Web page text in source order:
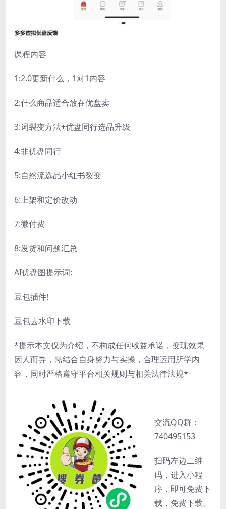
课程内容
1:2.0更新什么，1对1内容
2:什么商品适合放在优盘卖
3:词裂变方法+优盘同行选品升级
4:非优盘同行
5:自然流选品小红书裂变
6:上架和定价改动
7:微付费
8:发货和问题汇总
AI优盘图提示词:
豆包插件!
豆包去水印下载
*提示本文仅为介绍，不构成任何收益承诺，变现效果
因人而异，需结合自身努力与实操，合理运用所学内
容，同时严格遵守平台相关规则与相关法律法规*
交流QQ群：
740495153
扫码左边二维
码，进入小程
序，即可免费下
载，免费下载。